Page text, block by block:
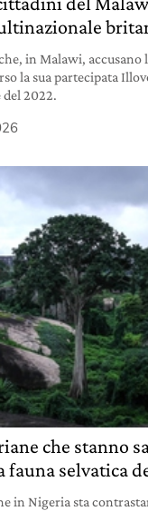
in Malawi, accusano
la sua partecipata
del 2022.
che stanno
fauna selvatica
in Nigeria sta